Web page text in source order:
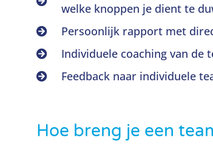
welke knoppen je dient te
Persoonlijk rapport met
Individuele coaching van de
Feedback naar individuele
Hoe breng je een